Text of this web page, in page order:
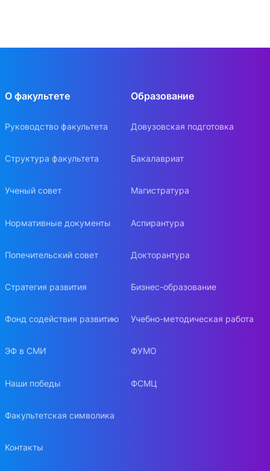
О факультете
Руководство факультета
Структура факультета
Ученый совет
Нормативные документы
Попечительский совет
Стратегия развития
Фонд содействия развитию
ЭФ в СМИ
Наши победы
Факультетская символика
Контакты
Образование
Довузовская подготовка
Бакалавриат
Магистратура
Аспирантура
Докторантура
Бизнес-образование
Учебно-методическая работа
ФУМО
ФСМЦ